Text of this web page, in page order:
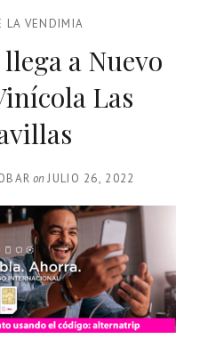
LA VENDIMIA
a Nuevo
Las
onJULIO 26, 2022